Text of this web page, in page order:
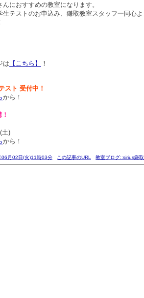
におすすめの教室になります。
生テストのお申込み、鎌取教室スタッフ一同心よ
は 【こちら】 ！
スト 受付中！
から！
土)
から！
06月02日(火)11時03分 この記事のURL 教室ブログ::sirius鎌取